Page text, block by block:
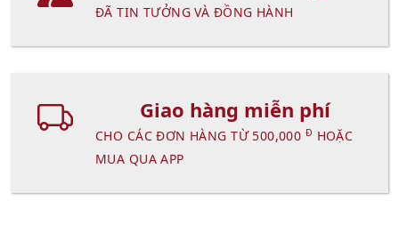
ĐÃ TIN TƯỞNG VÀ ĐỒNG HÀNH
Giao hàng miễn phí
CHO CÁC ĐƠN HÀNG TỪ 500,000 Đ HOẶC
MUA QUA APP